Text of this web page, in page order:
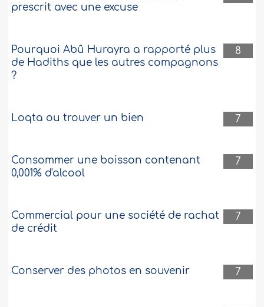
prescrit avec une excuse
8
Pourquoi Abû Hurayra a rapporté plus
de Hadiths que les autres compagnons
?
7
Loqta ou trouver un bien
7
Consommer une boisson contenant
0,001% d'alcool
7
Commercial pour une société de rachat
de crédit
7
Conserver des photos en souvenir